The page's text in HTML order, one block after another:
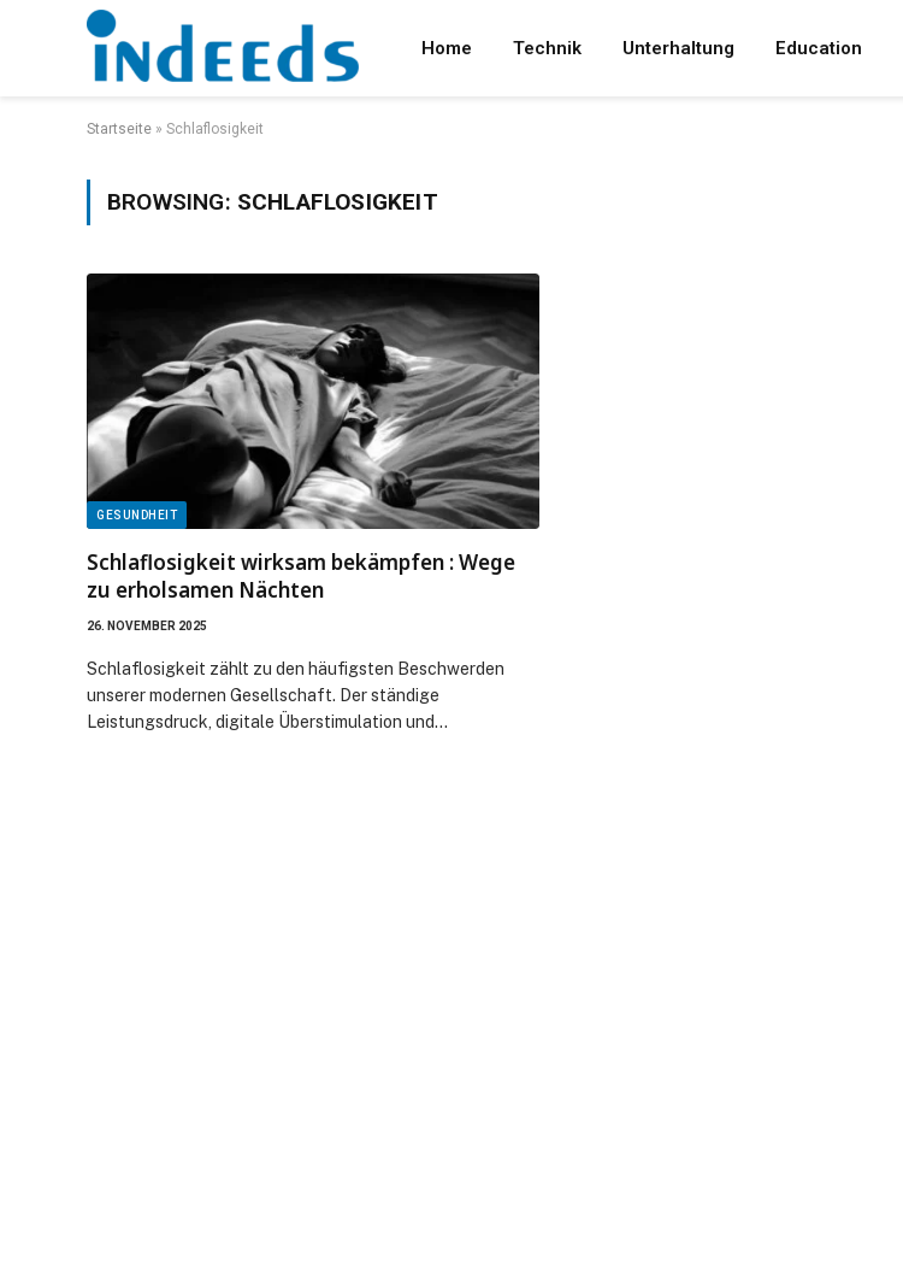
Home Technik Unterhaltung Education
Startseite » Schlaflosigkeit
BROWSING: SCHLAFLOSIGKEIT
GESUNDHEIT
Schlaflosigkeit wirksam bekämpfen : Wege
zu erholsamen Nächten
26. NOVEMBER 2025
Schlaflosigkeit zählt zu den häufigsten Beschwerden
unserer modernen Gesellschaft. Der ständige
Leistungsdruck, digitale Überstimulation und…